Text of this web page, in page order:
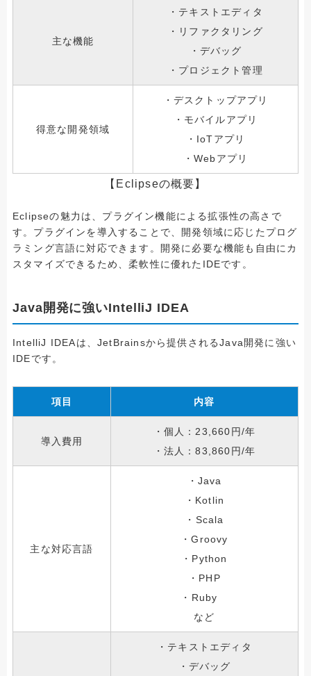
主な機能
・テキストエディタ
・リファクタリング
・デバッグ
・プロジェクト管理
得意な開発領域
・デスクトップアプリ
・モバイルアプリ
・IoTアプリ
・Webアプリ
【Eclipseの概要】
Eclipseの魅力は、プラグイン機能による拡張性の高さで
す。プラグインを導入することで、開発領域に応じたプログ
ラミング言語に対応できます。開発に必要な機能も自由にカ
スタマイズできるため、柔軟性に優れたIDEです。
Java開発に強いIntelliJ IDEA
IntelliJ IDEAは、JetBrainsから提供されるJava開発に強い
IDEです。
項目 内容
導入費用
・個人：23,660円/年
・法人：83,860円/年
主な対応言語
・Java
・Kotlin
・Scala
・Groovy
・Python
・PHP
・Ruby
など
・テキストエディタ
・デバッグ